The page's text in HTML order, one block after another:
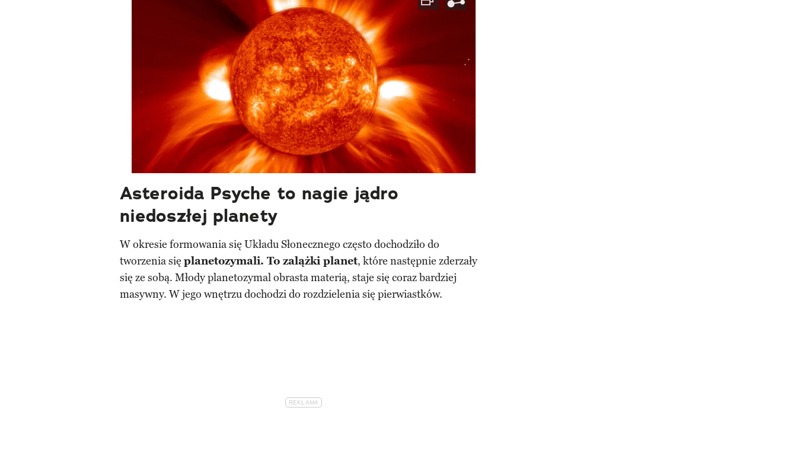
Asteroida Psyche to nagie jądro
niedoszłej planety
W okresie formowania się Układu Słonecznego często dochodziło do
tworzenia się planetozymali. To zalążki planet, które następnie zderzały
się ze sobą. Młody planetozymal obrasta materią, staje się coraz bardziej
masywny. W jego wnętrzu dochodzi do rozdzielenia się pierwiastków.